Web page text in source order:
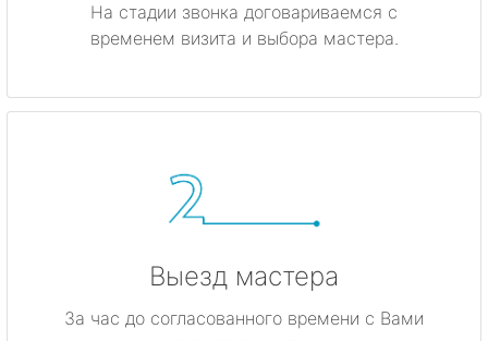
На стадии звонка договариваемся с
временем визита и выбора мастера.
Выезд мастера
За час до согласованного времени с Вами